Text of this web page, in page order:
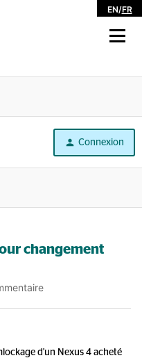
EN/FR
Connexion
changement
d'un Nexus 4 acheté